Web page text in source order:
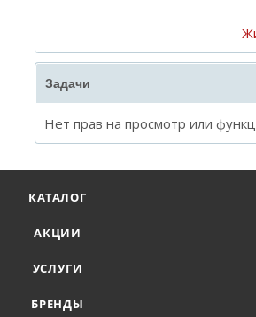
Задачи
Нет прав на просмотр или
КАТАЛОГ
АКЦИИ
УСЛУГИ
БРЕНДЫ